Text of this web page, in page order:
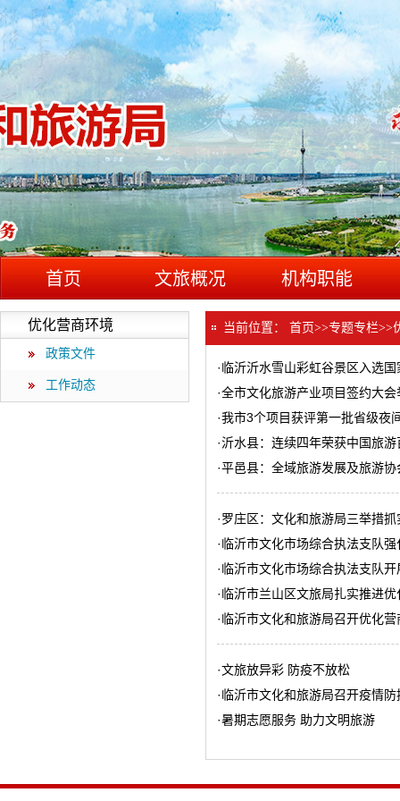
首页 文旅概况 机构职能
优化营商环境
政策文件
工作动态
当前位置： 首页>>专题专栏>>
·临沂沂水雪山彩虹谷景区入选
·全市文化旅游产业项目签约大会
·我市3个项目获评第一批省级夜
·沂水县：连续四年荣获中国旅游
·平邑县：全域旅游发展及旅游
·罗庄区：文化和旅游局三举措
·临沂市文化市场综合执法支队
·临沂市文化市场综合执法支队
·临沂市兰山区文旅局扎实推进
·临沂市文化和旅游局召开优化
·文旅放异彩 防疫不放松
·临沂市文化和旅游局召开疫情
·暑期志愿服务 助力文明旅游